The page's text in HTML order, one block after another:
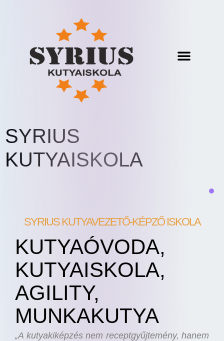
SYRIUS
KUTYAISKOLA
SYRIUS KUTYAVEZETŐ-KÉPZŐ ISKOLA
KUTYAÓVODA,
KUTYAISKOLA,
AGILITY,
MUNKAKUTYA
„A kutyakiképzés nem receptgyűjtemény, hanem